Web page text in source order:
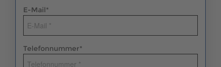
E-Mail*
Telefonnummer*